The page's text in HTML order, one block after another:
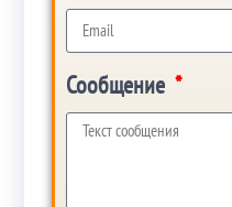
Сообщение